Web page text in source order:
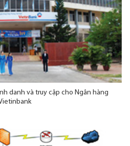
danh và truy cập cho Ngân hàng